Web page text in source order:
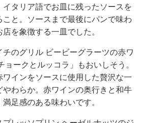
イタリア語でお皿に残ったソースを
と。ソースまで最後にパンで味わ
を象徴する一皿でした。
チのグリル ビービーグラーツの赤ワ
ョークとルッコラ」もおいしそう。
ワインをソースに使用した贅沢な一
わらか。赤ワインの奥行きと和牛
足感のある味わいです。